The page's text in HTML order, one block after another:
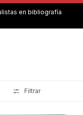
en bibliografía
Filtrar